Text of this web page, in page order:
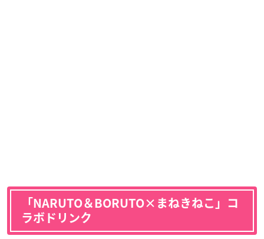
「NARUTO＆BORUTO×まねきねこ」コ
ラボドリンク